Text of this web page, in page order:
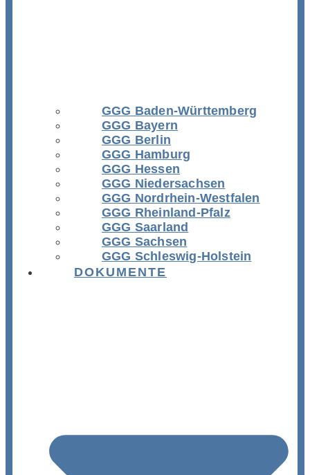
GGG Baden-Württemberg
GGG Bayern
GGG Berlin
GGG Hamburg
GGG Hessen
GGG Niedersachsen
GGG Nordrhein-Westfalen
GGG Rheinland-Pfalz
GGG Saarland
GGG Sachsen
GGG Schleswig-Holstein
DOKUMENTE